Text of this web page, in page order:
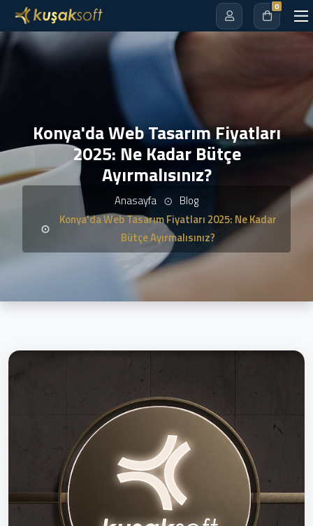
0
Konya'da Web Tasarım Fiyatları
2025: Ne Kadar Bütçe
Ayırmalısınız?
Anasayfa
Blog
Konya'da Web Tasarım Fiyatları 2025: Ne Kadar
Bütçe Ayırmalısınız?